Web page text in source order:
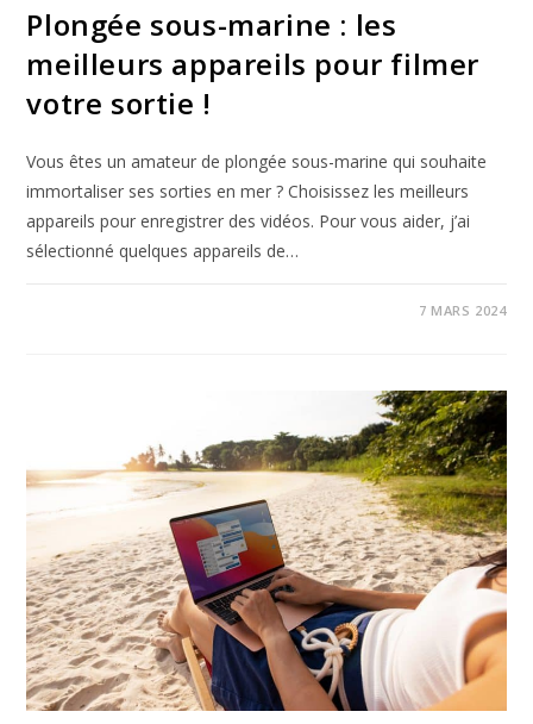
Plongée sous-marine : les
meilleurs appareils pour filmer
votre sortie !
Vous êtes un amateur de plongée sous-marine qui souhaite
immortaliser ses sorties en mer ? Choisissez les meilleurs
appareils pour enregistrer des vidéos. Pour vous aider, j’ai
sélectionné quelques appareils de…
7 MARS 2024